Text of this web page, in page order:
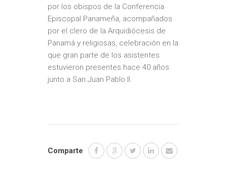
por los obispos de la Conferencia
Episcopal Panameña, acompañados
por el clero de la Arquidiócesis de
Panamá y religiosas, celebración en la
que gran parte de los asistentes
estuvieron presentes hace 40 años
junto a San Juan Pablo II.
Comparte